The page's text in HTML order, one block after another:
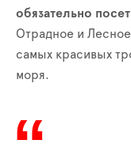
обязательно
Отрадное и
самых красивых
моря.